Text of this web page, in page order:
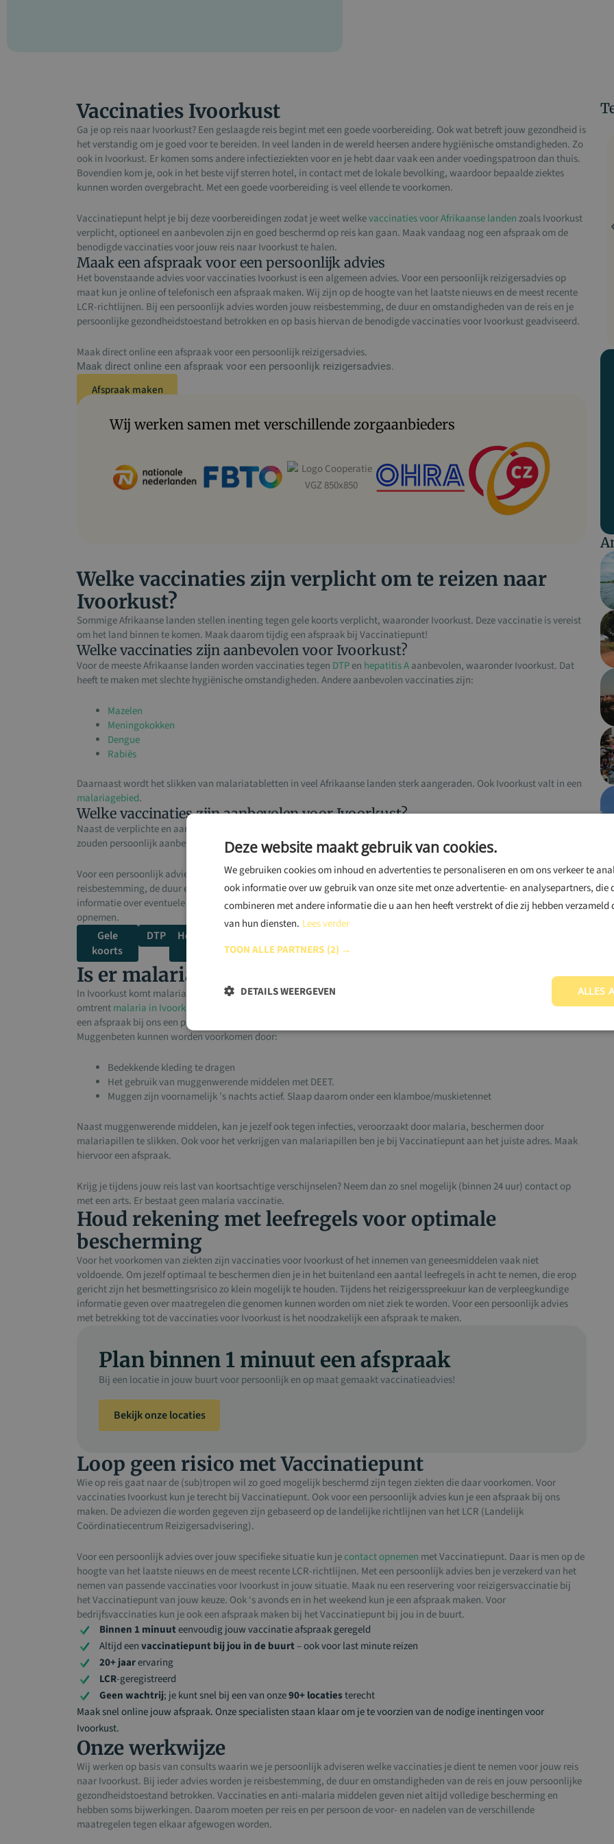
Vaccinaties Ivoorkust
Ga je op reis naar Ivoorkust? Een geslaagde reis begint met een goede voorbereiding. Ook wat betreft jouw gezondheid is
het verstandig om je goed voor te bereiden. In veel landen in de wereld heersen andere hygiënische omstandigheden. Zo
ook in Ivoorkust. Er komen soms andere infectieziekten voor en je hebt daar vaak een ander voedingspatroon dan thuis.
Bovendien kom je, ook in het beste vijf sterren hotel, in contact met de lokale bevolking, waardoor bepaalde ziektes
kunnen worden overgebracht. Met een goede voorbereiding is veel ellende te voorkomen.
Vaccinatiepunt helpt je bij deze voorbereidingen zodat je weet welkevaccinaties voor Afrikaanse landenzoals Ivoorkust
verplicht, optioneel en aanbevolen zijn en goed beschermd op reis kan gaan. Maak vandaag nog een afspraak om de
benodigde vaccinaties voor jouw reis naar Ivoorkust te halen.
Maak een afspraak voor een persoonlijk advies
Het bovenstaande advies voor vaccinaties Ivoorkust is een algemeen advies. Voor een persoonlijk reizigersadvies op
maat kun je online of telefonisch een afspraak maken. Wij zijn op de hoogte van het laatste nieuws en de meest recente
LCR-richtlijnen. Bij een persoonlijk advies worden jouw reisbestemming, de duur en omstandigheden van de reis en je
persoonlijke gezondheidstoestand betrokken en op basis hiervan de benodigde vaccinaties voor Ivoorkust geadviseerd.
Maak direct online een afspraak voor een persoonlijk reizigersadvies.
Maak direct online een afspraak voor een persoonlijk reizigersadvies.
Afspraak maken
Wij werken samen met verschillende zorgaanbieders
Welke vaccinaties zijn verplicht om te reizen naar
Ivoorkust?
Sommige Afrikaanse landen stellen inenting tegen gele koorts verplicht, waaronder Ivoorkust. Deze vaccinatie is vereist
om het land binnen te komen. Maak daarom tijdig een afspraak bij Vaccinatiepunt!
Welke vaccinaties zijn aanbevolen voor Ivoorkust?
Voor de meeste Afrikaanse landen worden vaccinaties tegen DTPen hepatitis Aaanbevolen, waaronder Ivoorkust. Dat
heeft te maken met slechte hygiënische omstandigheden. Andere aanbevolen vaccinaties zijn:
Mazelen
Meningokokken
Dengue
Rabiës
Daarnaast wordt het slikken van malariatabletten in veel Afrikaanse landen sterk aangeraden. Ook Ivoorkust valt in een
malariagebied.
Welke vaccinaties zijn aanbevolen voor Ivoorkust?
Naast de verplichte en aanbevolen vaccinaties Ivoorkust zijn er ook een aantal andere inentingen optioneel. Deze
zouden persoonlijk aanbevolen kunnen worden. Optionele inentingen voor Ivoorkust zijnhepatitis B
Voor een persoonlijk advies voor vaccinaties Ivoorkust kun je een afspraak met ons maken. Bij ieder advies worden je
reisbestemming, de duur en omstandigheden van de reis en jouw persoonlijke gezondheidstoestand betrokken. Ook voor
informatie over eventuele ziektekostenvergoedingen van de reisvaccinaties voor Ivoorkust kun je contact met ons
opnemen.
Gele
koorts
DTP
Hepatitis
Is er malaria in Ivoorkust?
In Ivoorkust komt malaria voor. Malaria is een ziekte waar nog steeds jaarlijks toeristen aan overlijden. Het advies
omtrentmalaria in Ivoorkust
is afhankelijk van verschillende persoons- en reisgebonden factoren. Je krijgt daarom bij
een afspraak bij ons een persoonlijk malaria advies. Malaria wordt overgedragen door middel van een muggenbeet.
Muggenbeten kunnen worden voorkomen door:
Bedekkende kleding te dragen
Het gebruik van muggenwerende middelen met DEET.
Muggen zijn voornamelijk ’s nachts actief. Slaap daarom onder een klamboe/muskietennet
Naast muggenwerende middelen, kan je jezelf ook tegen infecties, veroorzaakt door malaria, beschermen door
malariapillen te slikken. Ook voor het verkrijgen van malariapillen ben je bij Vaccinatiepunt aan het juiste adres. Maak
hiervoor een afspraak.
Krijg je tijdens jouw reis last van koortsachtige verschijnselen? Neem dan zo snel mogelijk (binnen 24 uur) contact op
met een arts. Er bestaat geen malaria vaccinatie.
Houd rekening met leefregels voor optimale
bescherming
Voor het voorkomen van ziekten zijn vaccinaties voor Ivoorkust of het innemen van geneesmiddelen vaak niet
voldoende. Om jezelf optimaal te beschermen dien je in het buitenland een aantal leefregels in acht te nemen, die erop
gericht zijn het besmettingsrisico zo klein mogelijk te houden. Tijdens het reizigersspreekuur kan de verpleegkundige
informatie geven over maatregelen die genomen kunnen worden om niet ziek te worden. Voor een persoonlijk advies
met betrekking tot de vaccinaties voor Ivoorkust is het noodzakelijk een afspraak te maken.
Plan binnen 1 minuut een afspraak
Bij een locatie in jouw buurt voor persoonlijk en op maat gemaakt vaccinatieadvies!
Bekijk onze locaties
Loop geen risico met Vaccinatiepunt
Wie op reis gaat naar de (sub)tropen wil zo goed mogelijk beschermd zijn tegen ziekten die daar voorkomen. Voor
vaccinaties Ivoorkust kun je terecht bij Vaccinatiepunt. Ook voor een persoonlijk advies kun je een afspraak bij ons
maken. De adviezen die worden gegeven zijn gebaseerd op de landelijke richtlijnen van het LCR (Landelijk
Coördinatiecentrum Reizigersadvisering).
Voor een persoonlijk advies over jouw specifieke situatie kun jecontact opnemen met Vaccinatiepunt. Daar is men op de
hoogte van het laatste nieuws en de meest recente LCR-richtlijnen. Met een persoonlijk advies ben je verzekerd van het
nemen van passende vaccinaties voor Ivoorkust in jouw situatie. Maak nu een reservering voor reizigersvaccinatie bij
het Vaccinatiepunt van jouw keuze. Ook ‘s avonds en in het weekend kun je een afspraak maken. Voor
bedrijfsvaccinaties kun je ook een afspraak maken bij het Vaccinatiepunt bij jou in de buurt.
Binnen 1 minuuteenvoudig jouw vaccinatie afspraak geregeld
Altijd eenvaccinatiepunt bij jou in de buurt– ook voor last minute reizen
20+ jaarervaring
LCR-geregistreerd
Geen wachtrij; je kunt snel bij een van onze90+ locatiesterecht
Maak snel online jouw afspraak. Onze specialisten staan klaar om je te voorzien van de nodige inentingen voor
Ivoorkust.
Onze werkwijze
Wij werken op basis van consults waarin we je persoonlijk adviseren welke vaccinaties je dient te nemen voor jouw reis
naar Ivoorkust. Bij ieder advies worden je reisbestemming, de duur en omstandigheden van de reis en jouw persoonlijke
gezondheidstoestand betrokken. Vaccinaties en anti-malaria middelen geven niet altijd volledige bescherming en
hebben soms bijwerkingen. Daarom moeten per reis en per persoon de voor- en nadelen van de verschillende
maatregelen tegen elkaar afgewogen worden.
Deze website maakt gebruik van cookies.
We gebruiken cookies om inhoud en advertenties te personaliseren en om ons verkeer te
ook informatie over uw gebruik van onze site met onze advertentie- en analysepartners, die
combineren met andere informatie die u aan hen heeft verstrekt of die zij hebben
van hun diensten. Lees verder
TOON ALLE PARTNERS (2) →
ALLES
DETAILS WEERGEVEN